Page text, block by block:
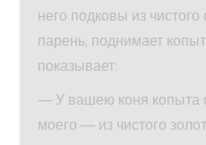
него подковы из
парень, поднимает
показывает:
— У вашею коня копыта
моего — из чистого